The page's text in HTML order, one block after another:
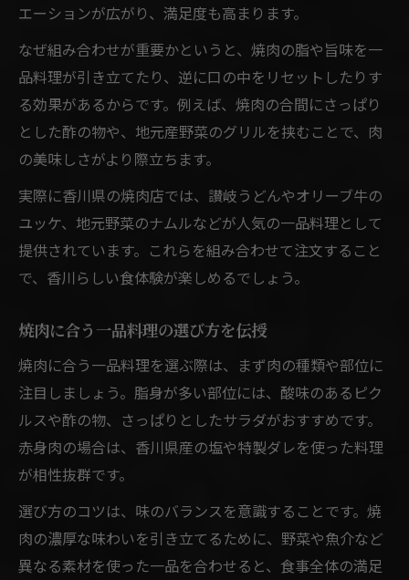
エーションが広がり、満足度も高まります。
なぜ組み合わせが重要かというと、焼肉の脂や旨味を一
品料理が引き立てたり、逆に口の中をリセットしたりす
る効果があるからです。例えば、焼肉の合間にさっぱり
とした酢の物や、地元産野菜のグリルを挟むことで、肉
の美味しさがより際立ちます。
実際に香川県の焼肉店では、讃岐うどんやオリーブ牛の
ユッケ、地元野菜のナムルなどが人気の一品料理として
提供されています。これらを組み合わせて注文すること
で、香川らしい食体験が楽しめるでしょう。
焼肉に合う一品料理の選び方を伝授
焼肉に合う一品料理を選ぶ際は、まず肉の種類や部位に
注目しましょう。脂身が多い部位には、酸味のあるピク
ルスや酢の物、さっぱりとしたサラダがおすすめです。
赤身肉の場合は、香川県産の塩や特製ダレを使った料理
が相性抜群です。
選び方のコツは、味のバランスを意識することです。焼
肉の濃厚な味わいを引き立てるために、野菜や魚介など
異なる素材を使った一品を合わせると、食事全体の満足